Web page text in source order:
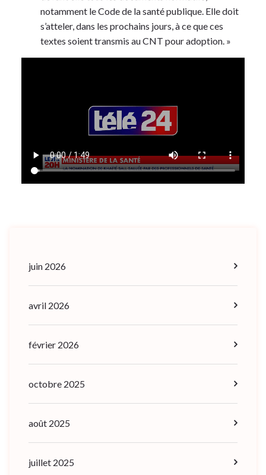
notamment le Code de la santé publique. Elle doit
s’atteler, dans les prochains jours, à ce que ces
textes soient transmis au CNT pour adoption. »
juin 2026
avril 2026
février 2026
octobre 2025
août 2025
juillet 2025